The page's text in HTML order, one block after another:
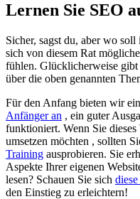
Lernen Sie SEO
Sicher, sagst du, aber wo
sich von diesem Rat
fühlen. Glücklicherweise
über die oben genannten
Für den Anfang bieten wir
Anfänger an , ein guter
funktioniert. Wenn Sie
umsetzen möchten , sollten
Training ausprobieren. Sie
Aspekte Ihrer eigenen
lesen? Schauen Sie sich
den Einstieg zu erleichtern!